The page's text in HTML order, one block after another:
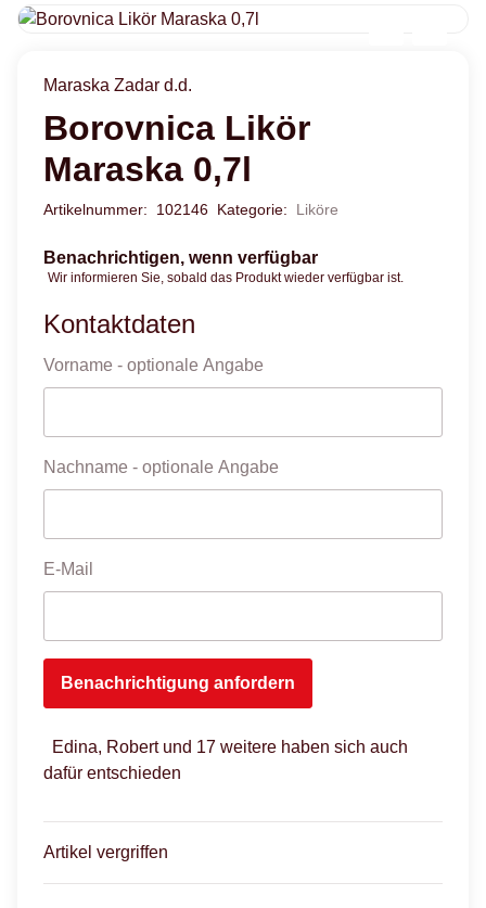
Maraska Zadar d.d.
Borovnica Likör
Maraska 0,7l
Artikelnummer: 102146 Kategorie: Liköre
Benachrichtigen, wenn verfügbar
Wir informieren Sie, sobald das Produkt wieder verfügbar ist.
Kontaktdaten
Vorname - optionale Angabe
Nachname - optionale Angabe
E-Mail
Benachrichtigung anfordern
Edina, Robert und 17 weitere haben sich auch
dafür entschieden
Artikel vergriffen